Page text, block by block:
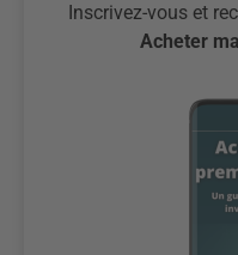
Inscrivez-vous et
Acheter